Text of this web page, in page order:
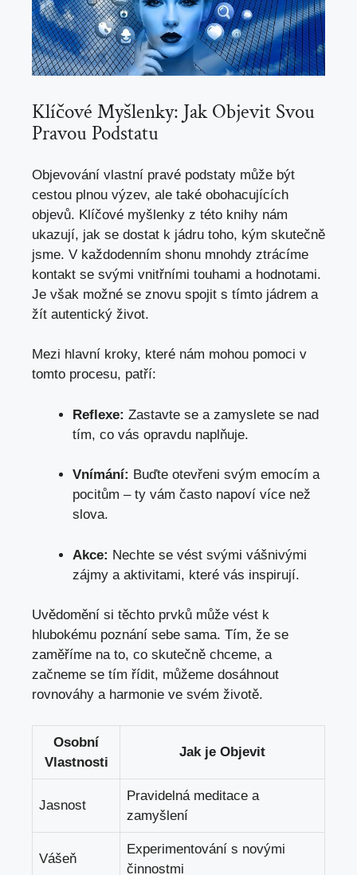
Klíčové Myšlenky: Jak Objevit Svou
Pravou ​Podstatu
Objevování vlastní pravé‍ podstaty může být
‌cestou plnou výzev, ale také obohacujících
objevů. Klíčové myšlenky‌ z této ⁢knihy​ nám
ukazují, jak‌ se dostat‌ k jádru toho, kým skutečně
jsme. V každodenním ⁢shonu mnohdy ztrácíme
kontakt se svými vnitřními touhami a hodnotami.
Je však​ možné se znovu spojit s tímto jádrem ‌a
žít autentický život.
Mezi ⁢hlavní kroky, které nám mohou pomoci ‌v
tomto ‍procesu, patří:
Reflexe: Zastavte ⁣se a zamyslete se nad⁤
tím,‍ co ​vás opravdu naplňuje.
Vnímání: Buďte otevřeni⁢ svým​ emocím a
pocitům – ⁢ty vám často napoví​ více než
slova.
Akce: Nechte se vést svými ⁤vášnivými
zájmy a aktivitami,​ které ⁣vás⁣ inspirují.
Uvědomění si těchto prvků ‍může ‍vést k⁣
hlubokému poznání sebe‌ sama. Tím, že se⁣
zaměříme​ na to, co skutečně ‌chceme, a
začneme se⁣ tím řídit, můžeme​ dosáhnout
rovnováhy a harmonie ⁤ve svém ​životě.
Osobní
Vlastnosti
Jak je Objevit
Jasnost
Pravidelná meditace a
zamyšlení
Vášeň
Experimentování s​ novými
činnostmi